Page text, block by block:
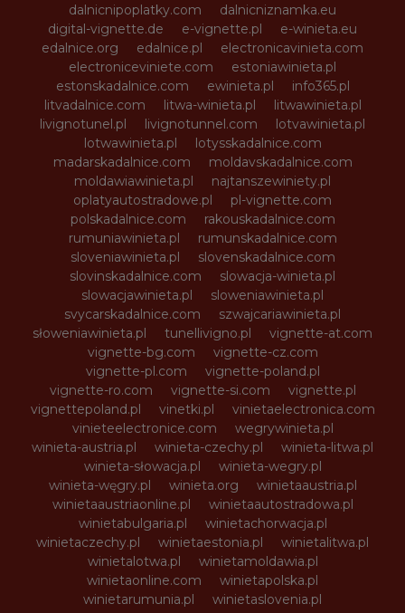
dalnicnipoplatky.com
dalnicniznamka.eu
digital-vignette.de
e-vignette.pl
e-winieta.eu
edalnice.org
edalnice.pl
electronicavinieta.com
electroniceviniete.com
estoniawinieta.pl
estonskadalnice.com
ewinieta.pl
info365.pl
litvadalnice.com
litwa-winieta.pl
litwawinieta.pl
livignotunel.pl
livignotunnel.com
lotvawinieta.pl
lotwawinieta.pl
lotysskadalnice.com
madarskadalnice.com
moldavskadalnice.com
moldawiawinieta.pl
najtanszewiniety.pl
oplatyautostradowe.pl
pl-vignette.com
polskadalnice.com
rakouskadalnice.com
rumuniawinieta.pl
rumunskadalnice.com
sloveniawinieta.pl
slovenskadalnice.com
slovinskadalnice.com
slowacja-winieta.pl
slowacjawinieta.pl
sloweniawinieta.pl
svycarskadalnice.com
szwajcariawinieta.pl
słoweniawinieta.pl
tunellivigno.pl
vignette-at.com
vignette-bg.com
vignette-cz.com
vignette-pl.com
vignette-poland.pl
vignette-ro.com
vignette-si.com
vignette.pl
vignettepoland.pl
vinetki.pl
vinietaelectronica.com
vinieteelectronice.com
wegrywinieta.pl
winieta-austria.pl
winieta-czechy.pl
winieta-litwa.pl
winieta-słowacja.pl
winieta-wegry.pl
winieta-węgry.pl
winieta.org
winietaaustria.pl
winietaaustriaonline.pl
winietaautostradowa.pl
winietabulgaria.pl
winietachorwacja.pl
winietaczechy.pl
winietaestonia.pl
winietalitwa.pl
winietalotwa.pl
winietamoldawia.pl
winietaonline.com
winietapolska.pl
winietarumunia.pl
winietaslovenia.pl